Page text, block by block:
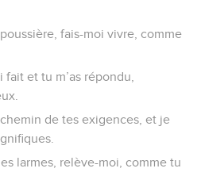
fais-moi vivre, comme
fait et tu m’as répondu,
de tes exigences, et je
larmes, relève-moi, comme tu